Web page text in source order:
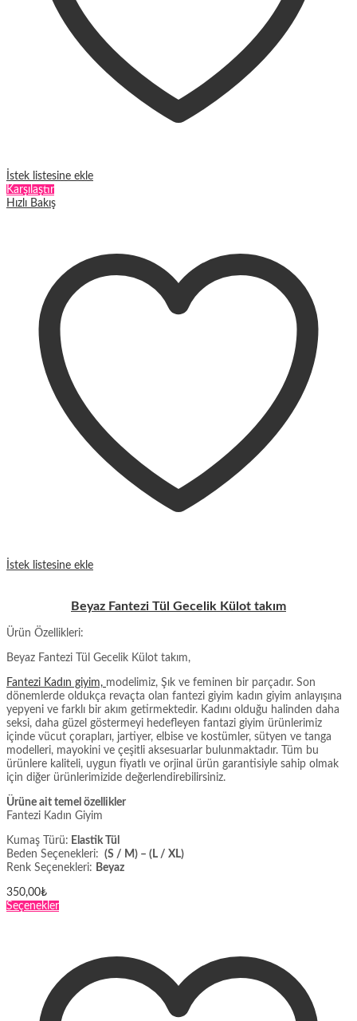
İstek listesine ekle
Karşılaştır
Hızlı Bakış
İstek listesine ekle
Beyaz Fantezi Tül Gecelik Külot takım
Ürün Özellikleri:
Beyaz Fantezi Tül Gecelik Külot takım,
Fantezi Kadın giyim, modelimiz, Şık ve feminen bir parçadır. Son
dönemlerde oldukça revaçta olan fantezi giyim kadın giyim anlayışına
yepyeni ve farklı bir akım getirmektedir. Kadını olduğu halinden daha
seksi, daha güzel göstermeyi hedefleyen fantazi giyim ürünlerimiz
içinde vücut çorapları, jartiyer, elbise ve kostümler, sütyen ve tanga
modelleri, mayokini ve çeşitli aksesuarlar bulunmaktadır. Tüm bu
ürünlere kaliteli, uygun fiyatlı ve orjinal ürün garantisiyle sahip olmak
için diğer ürünlerimizide değerlendirebilirsiniz.
Ürüne ait temel özellikler
Fantezi Kadın Giyim
Kumaş Türü: Elastik Tül
Beden Seçenekleri: (S / M) – (L / XL)
Renk Seçenekleri: Beyaz
350,00₺
SeçeneklerBu
varyasyonu
var.
Seçenekler
ürün
sayfasından